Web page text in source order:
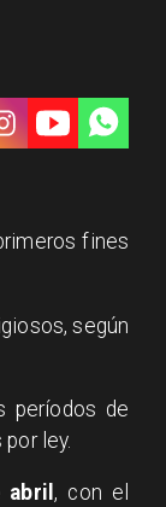
fines
según
períodos de
ley.
abril, con el